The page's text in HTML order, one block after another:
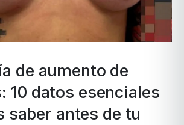
de aumento de
10 datos esenciales
saber antes de tu